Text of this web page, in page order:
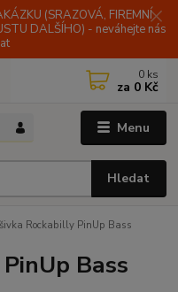
(SRAZOVÁ, FIREMNÍ
DALŠÍHO) - neváhejte nás
Menu
Hledat
0 ks
za 0 Kč
Rockabilly PinUp Bass
Bass